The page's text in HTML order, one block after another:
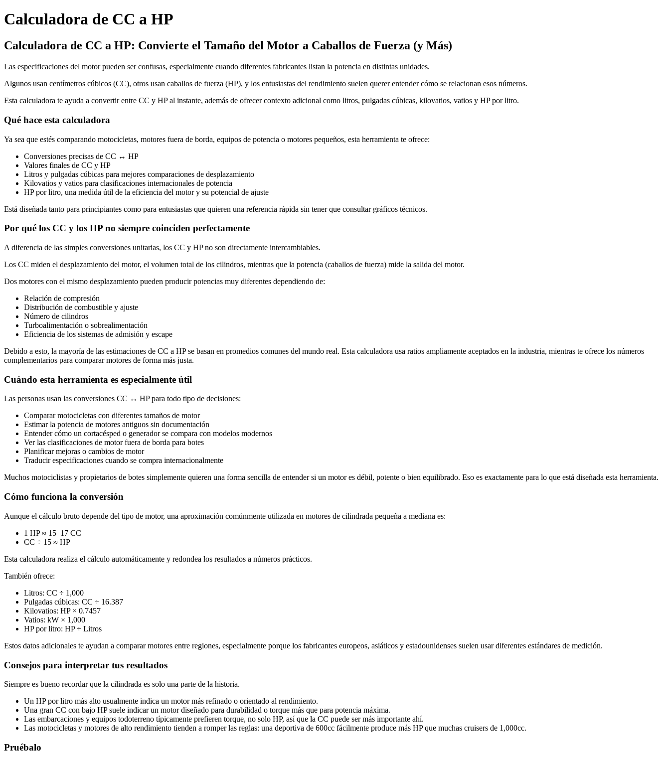
Calculadora de CC a HP
Calculadora de CC a HP: Convierte el Tamaño del Motor a Caballos de Fuerza (y Más)
Las especificaciones del motor pueden ser confusas, especialmente cuando diferentes fabricantes listan la potencia en distintas unidades.
Algunos usan centímetros cúbicos (CC), otros usan caballos de fuerza (HP), y los entusiastas del rendimiento suelen querer entender cómo se relacionan esos números.
Esta calculadora te ayuda a convertir entre CC y HP al instante, además de ofrecer contexto adicional como litros, pulgadas cúbicas, kilovatios, vatios y HP por litro.
Qué hace esta calculadora
Ya sea que estés comparando motocicletas, motores fuera de borda, equipos de potencia o motores pequeños, esta herramienta te ofrece:
Conversiones precisas de CC ↔ HP
Valores finales de CC y HP
Litros y pulgadas cúbicas para mejores comparaciones de desplazamiento
Kilovatios y vatios para clasificaciones internacionales de potencia
HP por litro, una medida útil de la eficiencia del motor y su potencial de ajuste
Está diseñada tanto para principiantes como para entusiastas que quieren una referencia rápida sin tener que consultar gráficos técnicos.
Por qué los CC y los HP no siempre coinciden perfectamente
A diferencia de las simples conversiones unitarias, los CC y HP no son directamente intercambiables.
Los CC miden el desplazamiento del motor, el volumen total de los cilindros, mientras que la potencia (caballos de fuerza) mide la salida del motor.
Dos motores con el mismo desplazamiento pueden producir potencias muy diferentes dependiendo de:
Relación de compresión
Distribución de combustible y ajuste
Número de cilindros
Turboalimentación o sobrealimentación
Eficiencia de los sistemas de admisión y escape
Debido a esto, la mayoría de las estimaciones de CC a HP se basan en promedios comunes del mundo real. Esta calculadora usa ratios ampliamente aceptados en la industria, mientras te ofrece los números
complementarios para comparar motores de forma más justa.
Cuándo esta herramienta es especialmente útil
Las personas usan las conversiones CC ↔ HP para todo tipo de decisiones:
Comparar motocicletas con diferentes tamaños de motor
Estimar la potencia de motores antiguos sin documentación
Entender cómo un cortacésped o generador se compara con modelos modernos
Ver las clasificaciones de motor fuera de borda para botes
Planificar mejoras o cambios de motor
Traducir especificaciones cuando se compra internacionalmente
Muchos motociclistas y propietarios de botes simplemente quieren una forma sencilla de entender si un motor es débil, potente o bien equilibrado. Eso es exactamente para lo que está diseñada esta herramienta.
Cómo funciona la conversión
Aunque el cálculo bruto depende del tipo de motor, una aproximación comúnmente utilizada en motores de cilindrada pequeña a mediana es:
1 HP ≈ 15–17 CC
CC ÷ 15 ≈ HP
Esta calculadora realiza el cálculo automáticamente y redondea los resultados a números prácticos.
También ofrece:
Litros: CC ÷ 1,000
Pulgadas cúbicas: CC ÷ 16.387
Kilovatios: HP × 0.7457
Vatios: kW × 1,000
HP por litro: HP ÷ Litros
Estos datos adicionales te ayudan a comparar motores entre regiones, especialmente porque los fabricantes europeos, asiáticos y estadounidenses suelen usar diferentes estándares de medición.
Consejos para interpretar tus resultados
Siempre es bueno recordar que la cilindrada es solo una parte de la historia.
Un HP por litro más alto usualmente indica un motor más refinado o orientado al rendimiento.
Una gran CC con bajo HP suele indicar un motor diseñado para durabilidad o torque más que para potencia máxima.
Las embarcaciones y equipos todoterreno típicamente prefieren torque, no solo HP, así que la CC puede ser más importante ahí.
Las motocicletas y motores de alto rendimiento tienden a romper las reglas: una deportiva de 600cc fácilmente produce más HP que muchas cruisers de 1,000cc.
Pruébalo